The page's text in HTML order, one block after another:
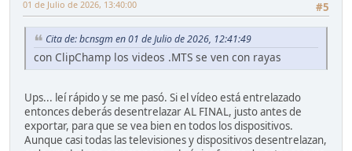
#5
01 de Julio de 2026, 13:40:00
Cita de: bcnsgm en 01 de Julio de 2026, 12:41:49
con ClipChamp los videos .MTS se ven con rayas
Ups... leí rápido y se me pasó. Si el vídeo está entrelazado
entonces deberás desentrelazar AL FINAL, justo antes de
exportar, para que se vea bien en todos los dispositivos.
Aunque casi todas las televisiones y dispositivos desentrelazan,